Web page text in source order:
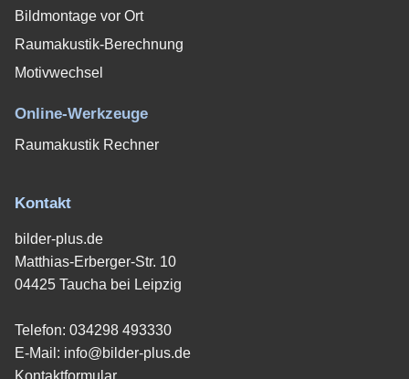
Bildmontage vor Ort
Raumakustik-Berechnung
Motivwechsel
Online-Werkzeuge
Raumakustik Rechner
Kontakt
bilder-plus.de
Matthias-Erberger-Str. 10
04425 Taucha bei Leipzig
Telefon: 034298 493330
E-Mail: info@bilder-plus.de
Kontaktformular